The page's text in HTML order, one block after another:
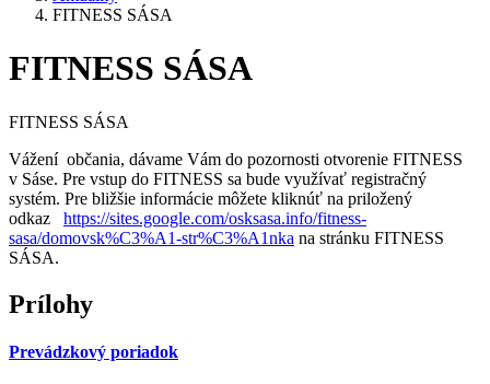
FITNESS SÁSA
FITNESS SÁSA
FITNESS SÁSA
Vážení občania, dávame Vám do pozornosti otvorenie FITNESS
v Sáse. Pre vstup do FITNESS sa bude využívať registračný
systém. Pre bližšie informácie môžete kliknúť na priložený
odkaz https://sites.google.com/osksasa.info/fitness-
sasa/domovsk%C3%A1-str%C3%A1nka na stránku FITNESS
SÁSA.
Prílohy
Prevádzkový poriadok